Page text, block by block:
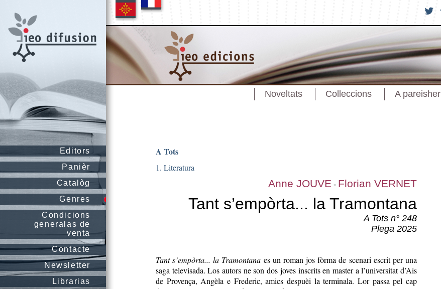
Editors
Panièr
Catalòg
Genres
Condicions
generalas de
venta
Contacte
Newsletter
Librarias
Noveltats Colleccions A pareisher
A Tots
1. Literatura
Anne JOUVE - Florian VERNET
Tant s’empòrta... la Tramontana
A Tots n° 248
Plega 2025
Tant s’empòrta... la Tramontana es un roman jos fòrma de scenari escrit per una
saga televisada. Los autors ne son dos joves inscrits en master a l’universitat d’Ais
de Provença, Angèla e Frederic, amics despuèi la terminala. Lor passa pel cap